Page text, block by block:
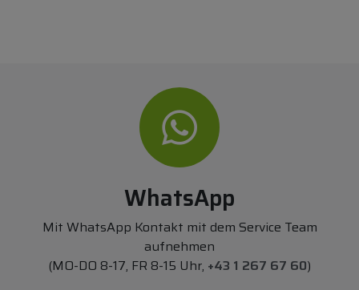
WhatsApp
Mit WhatsApp Kontakt mit dem Service Team
aufnehmen
(MO-DO 8-17, FR 8-15 Uhr, +43 1 267 67 60)